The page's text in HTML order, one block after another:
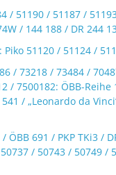
/ 51190 / 51187 /
/ 144 188 / DR 244
Piko 51120 / 51124 /
/ 73218 / 73484 /
/ 7500182: ÖBB-Reihe
/ „Leonardo da
ÖBB 691 / PKP TKi3 /
/ 50743 / 50749 /